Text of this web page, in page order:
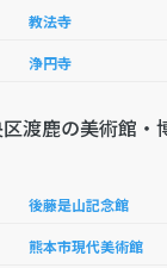
教法寺
浄円寺
渡鹿の美術館・
後藤是山記念館
熊本市現代美術館